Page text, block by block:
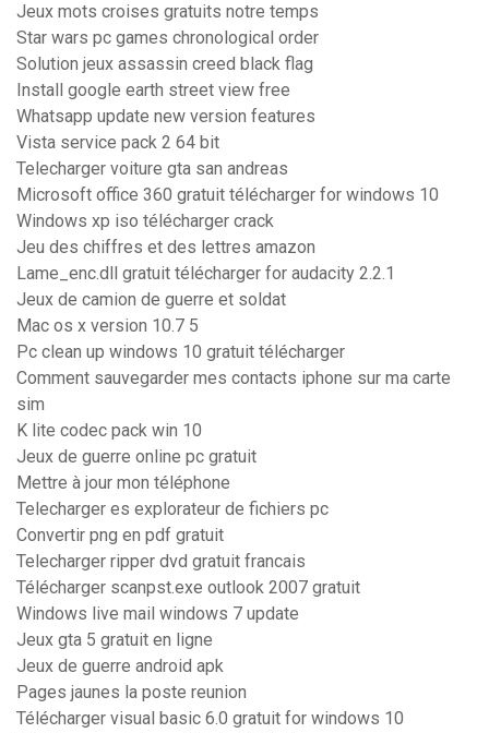
Jeux mots croises gratuits notre temps
Star wars pc games chronological order
Solution jeux assassin creed black flag
Install google earth street view free
Whatsapp update new version features
Vista service pack 2 64 bit
Telecharger voiture gta san andreas
Microsoft office 360 gratuit télécharger for windows 10
Windows xp iso télécharger crack
Jeu des chiffres et des lettres amazon
Lame_enc.dll gratuit télécharger for audacity 2.2.1
Jeux de camion de guerre et soldat
Mac os x version 10.7 5
Pc clean up windows 10 gratuit télécharger
Comment sauvegarder mes contacts iphone sur ma carte
sim
K lite codec pack win 10
Jeux de guerre online pc gratuit
Mettre à jour mon téléphone
Telecharger es explorateur de fichiers pc
Convertir png en pdf gratuit
Telecharger ripper dvd gratuit francais
Télécharger scanpst.exe outlook 2007 gratuit
Windows live mail windows 7 update
Jeux gta 5 gratuit en ligne
Jeux de guerre android apk
Pages jaunes la poste reunion
Télécharger visual basic 6.0 gratuit for windows 10